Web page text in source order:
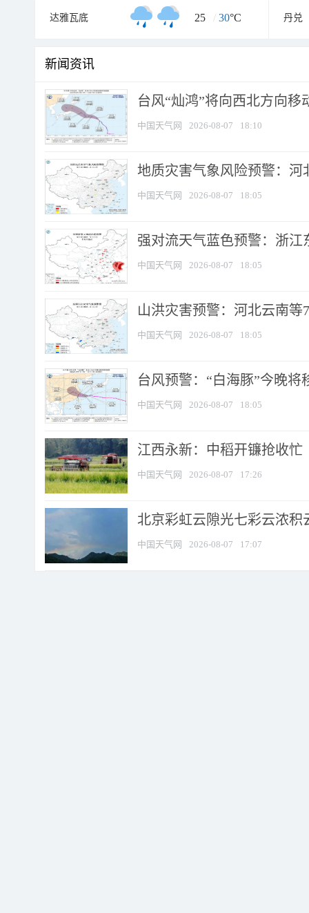
达雅瓦底 25 / 30°C 丹兑
新闻资讯
台风“灿鸿”将向西北方向移
中国天气网 2026-08-07 18:10
地质灾害气象风险预警：河
中国天气网 2026-08-07 18:05
强对流天气蓝色预警：浙江
中国天气网 2026-08-07 18:05
山洪灾害预警：河北云南
中国天气网 2026-08-07 18:05
台风预警：“白海豚”今晚将
中国天气网 2026-08-07 18:05
江西永新：中稻开镰抢收忙
中国天气网 2026-08-07 17:26
北京彩虹云隙光七彩云浓积
中国天气网 2026-08-07 17:07